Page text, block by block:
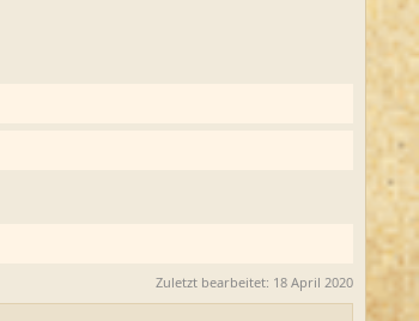
Zuletzt bearbeitet: 18 April 2020